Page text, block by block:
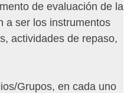
de evaluación de la
a ser los instrumentos
actividades de repaso,
Grupos, en cada uno